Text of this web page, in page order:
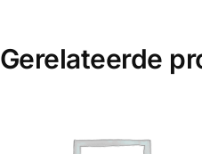
Gerelateerde